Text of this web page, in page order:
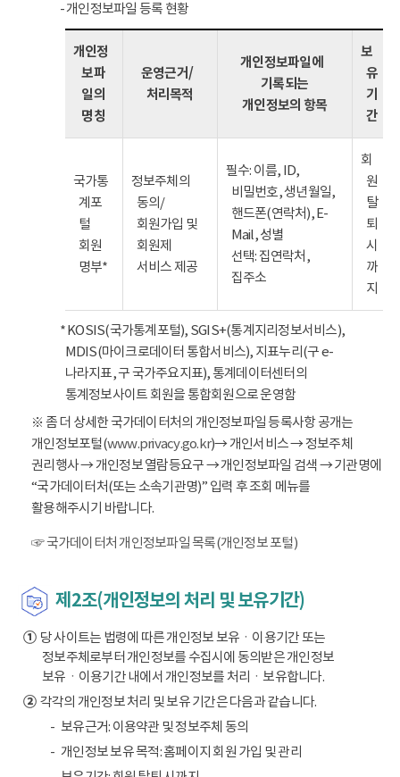
- 개인정보파일 등록 현황
개인정
보파
일의
명칭
운영근거/
처리목적
개인정보파일에
기록되는
개인정보의 항목
보
유
기
간
국가통
계포
털
회원
명부*
정보주체의
동의/
회원가입 및
회원제
서비스 제공
필수: 이름, ID,
비밀번호, 생년월일,
핸드폰(연락처), E-
Mail, 성별
선택: 집연락처,
집주소
회
원
탈
퇴
시
까
지
* KOSIS(국가통계포털), SGIS+(통계지리정보서비스),
MDIS(마이크로데이터 통합서비스), 지표누리(구 e-
나라지표, 구 국가주요지표), 통계데이터센터의
통계정보사이트 회원을 통합회원으로 운영함
※ 좀 더 상세한 국가데이터처의 개인정보파일 등록사항 공개는
개인정보포털(www.privacy.go.kr)→ 개인서비스 → 정보주체
권리행사 → 개인정보 열람등요구 → 개인정보파일 검색 → 기관명에
“국가데이터처(또는 소속기관명)” 입력 후 조회 메뉴를
활용해주시기 바랍니다.
☞ 국가데이터처 개인정보파일 목록(개인정보 포털)
제2조(개인정보의 처리 및 보유기간)
①당 사이트는 법령에 따른 개인정보 보유ㆍ이용기간 또는
정보주체로부터 개인정보를 수집시에 동의받은 개인정보
보유ㆍ이용기간 내에서 개인정보를 처리ㆍ보유합니다.
②각각의 개인정보 처리 및 보유 기간은 다음과 같습니다.
보유근거: 이용약관 및 정보주체 동의
개인정보 보유 목적: 홈페이지 회원 가입 및 관리